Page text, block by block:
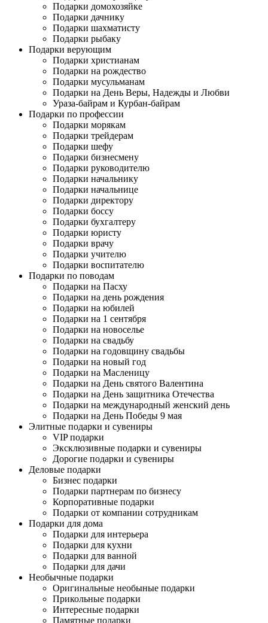
Подарки домохозяйке
Подарки дачнику
Подарки шахматисту
Подарки рыбаку
Подарки верующим
Подарки христианам
Подарки на рождество
Подарки мусульманам
Подарки на День Веры, Надежды и Любви
Ураза-байрам и Курбан-байрам
Подарки по профессии
Подарки морякам
Подарки трейдерам
Подарки шефу
Подарки бизнесмену
Подарки руководителю
Подарки начальнику
Подарки начальнице
Подарки директору
Подарки боссу
Подарки бухгалтеру
Подарки юристу
Подарки врачу
Подарки учителю
Подарки воспитателю
Подарки по поводам
Подарки на Пасху
Подарки на день рождения
Подарки на юбилей
Подарки на 1 сентября
Подарки на новоселье
Подарки на свадьбу
Подарки на годовщину свадьбы
Подарки на новый год
Подарки на Масленицу
Подарки на День святого Валентина
Подарки на День защитника Отечества
Подарки на международный женский день
Подарки на День Победы 9 мая
Элитные подарки и сувениры
VIP подарки
Эксклюзивные подарки и сувениры
Дорогие подарки и сувениры
Деловые подарки
Бизнес подарки
Подарки партнерам по бизнесу
Корпоративные подарки
Подарки от компании сотрудникам
Подарки для дома
Подарки для интерьера
Подарки для кухни
Подарки для ванной
Подарки для дачи
Необычные подарки
Оригинальные необыные подарки
Прикольные подарки
Интересные подарки
Памятные подарки